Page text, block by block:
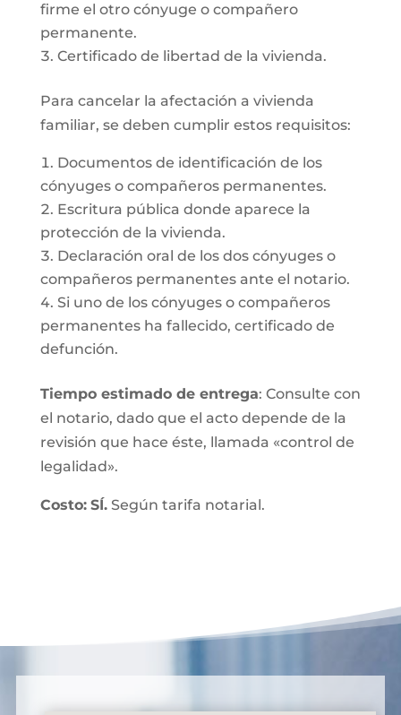
firme el otro cónyuge o compañero
permanente.
Certificado de libertad de la vivienda.
Para cancelar la afectación a vivienda
familiar, se deben cumplir estos requisitos:
Documentos de identificación de los
cónyuges o compañeros permanentes.
Escritura pública donde aparece la
protección de la vivienda.
Declaración oral de los dos cónyuges o
compañeros permanentes ante el notario.
Si uno de los cónyuges o compañeros
permanentes ha fallecido, certificado de
defunción.
Tiempo estimado de entrega: Consulte con
el notario, dado que el acto depende de la
revisión que hace éste, llamada «control de
legalidad».
Costo: SÍ.Según tarifa notarial.